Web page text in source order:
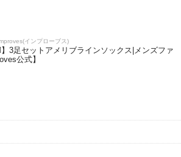
インプローブス)
】3足セットアメリブラインソックス|メンズファ
公式】